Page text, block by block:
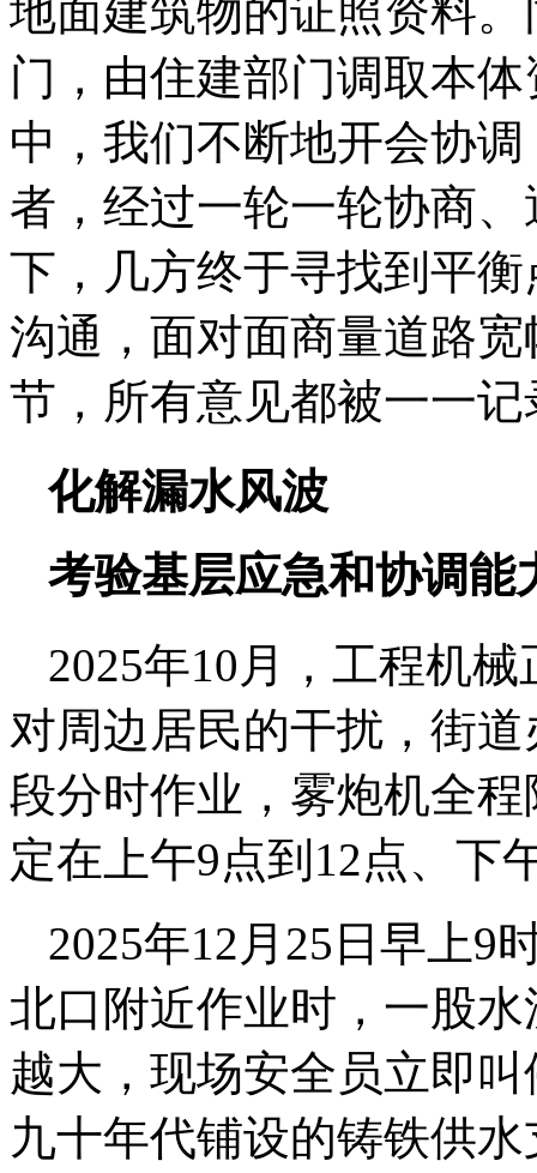
地面建筑物的证照资料
门，由住建部门调取本
中，我们不断地开会协
者，经过一轮一轮协商
下，几方终于寻找到平
沟通，面对面商量道路
节，所有意见都被一一
化解漏水风波
考验基层应急和协调能
2025年10月，工程机
对周边居民的干扰，街
段分时作业，雾炮机全
定在上午9点到12点、下
2025年12月25日早上9
北口附近作业时，一股
越大，现场安全员立即
九十年代铺设的铸铁供